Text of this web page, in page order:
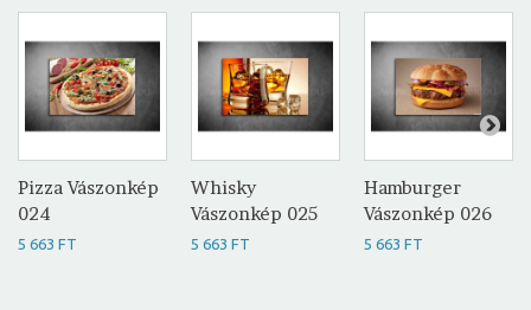
Pizza Vászonkép
024
5 663 FT
Whisky
Vászonkép 025
5 663 FT
Hamburger
Vászonkép 026
5 663 FT